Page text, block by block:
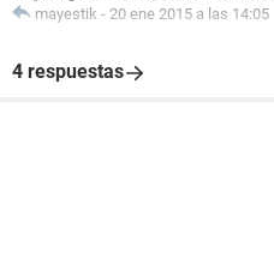
mayestik - 20 ene 2015 a las 14:05
4 respuestas